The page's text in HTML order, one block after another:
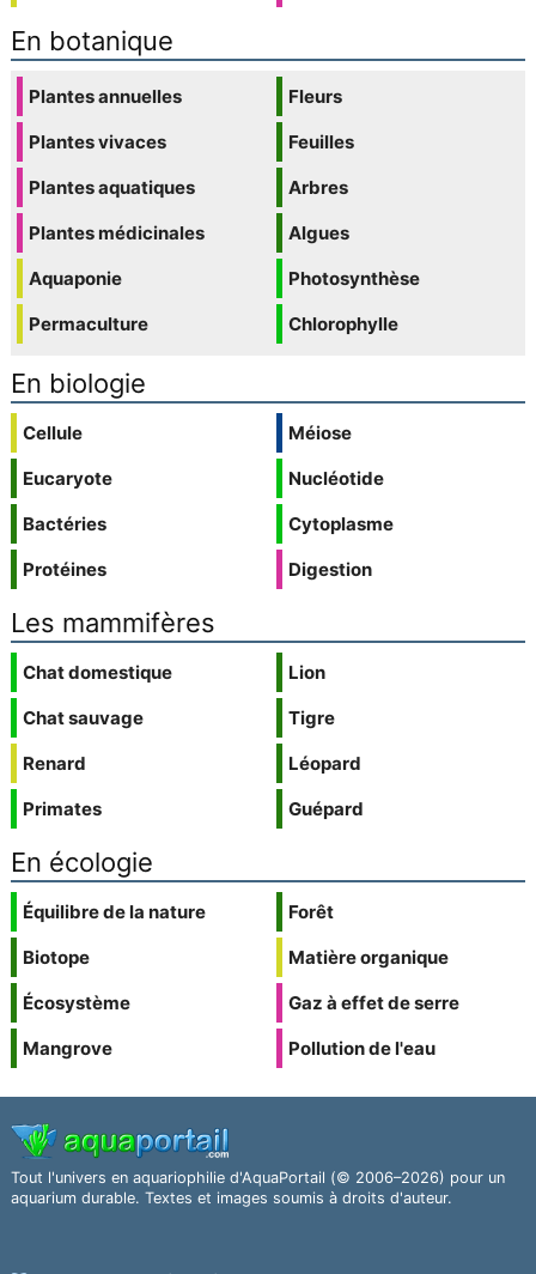
En botanique
Plantes annuelles
Plantes vivaces
Plantes aquatiques
Plantes médicinales
Aquaponie
Permaculture
Fleurs
Feuilles
Arbres
Algues
Photosynthèse
Chlorophylle
En biologie
Cellule
Eucaryote
Bactéries
Protéines
Méiose
Nucléotide
Cytoplasme
Digestion
Les mammifères
Chat domestique
Chat sauvage
Renard
Primates
Lion
Tigre
Léopard
Guépard
En écologie
Équilibre de la nature
Biotope
Écosystème
Mangrove
Forêt
Matière organique
Gaz à effet de serre
Pollution de l'eau
Tout l'univers en aquariophilie d'AquaPortail (© 2006–2026) pour un
aquarium durable. Textes et images soumis à droits d'auteur.